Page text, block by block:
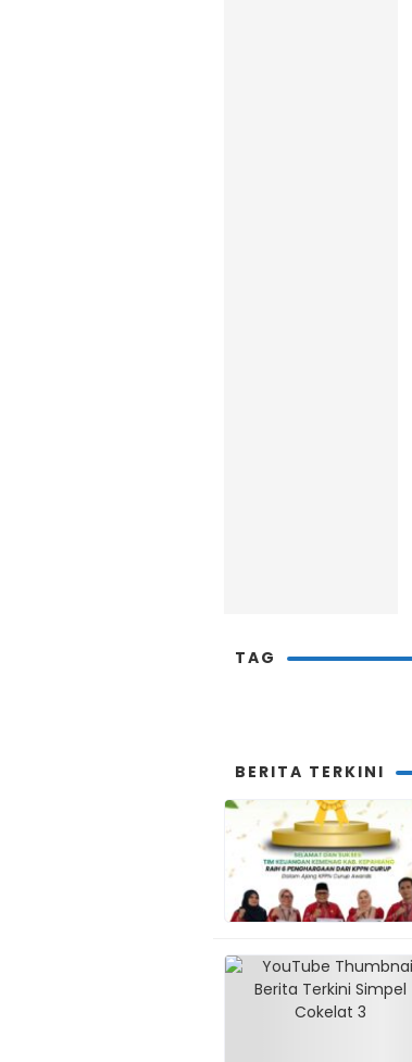
TAG
BERITA TERKINI